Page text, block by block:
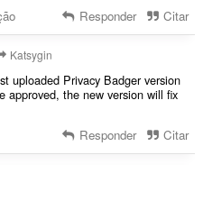
Responder Citar
Katsygin
uploaded Privacy Badger version
approved, the new version will fix
Responder Citar